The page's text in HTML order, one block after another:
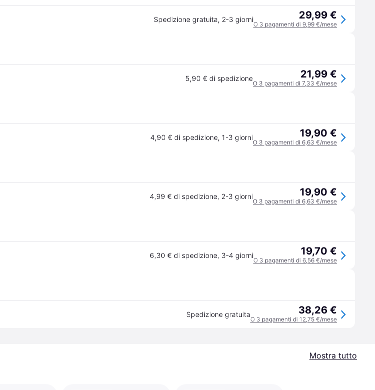
Spedizione gratuita, 2-3 giorni 29,99 €
O 3 pagamenti di 9,99 €/mese
5,90 € di spedizione 21,99 €
O 3 pagamenti di 7,33 €/mese
4,90 € di spedizione, 1-3 giorni 19,90 €
O 3 pagamenti di 6,63 €/mese
4,99 € di spedizione, 2-3 giorni 19,90 €
O 3 pagamenti di 6,63 €/mese
6,30 € di spedizione, 3-4 giorni 19,70 €
O 3 pagamenti di 6,56 €/mese
Spedizione gratuita 38,26 €
O 3 pagamenti di 12,75 €/mese
Mostra tutto